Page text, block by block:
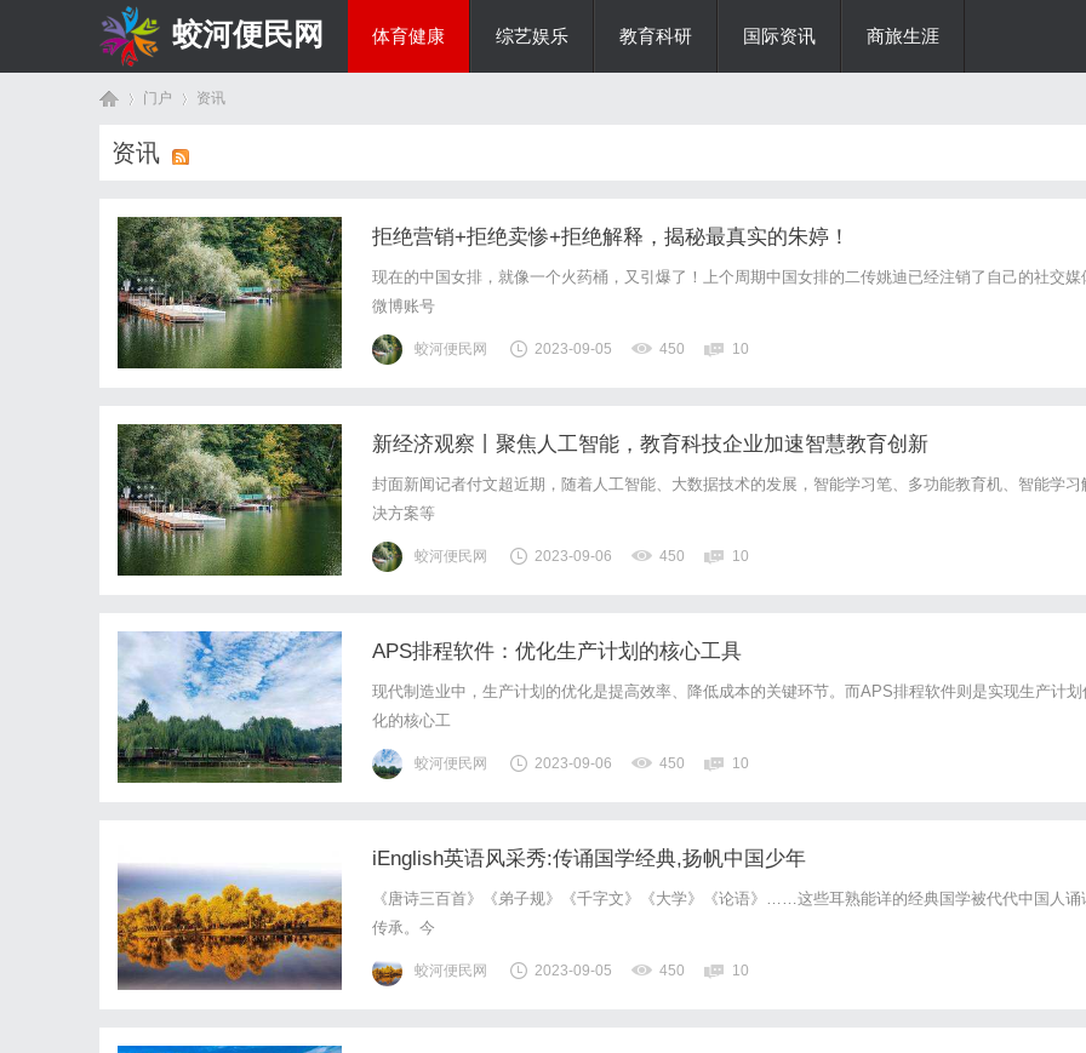
蛟河便民网 体育健康 综艺娱乐 教育科研 国际资讯 商旅生涯
门户 资讯
资讯
拒绝营销+拒绝卖惨+拒绝解释，揭秘最真实的朱婷！
现在的中国女排，就像一个火药桶，又引爆了！上个周期中国女排的二传姚迪已经注销了自己的社交媒
微博账号
蛟河便民网 2023-09-05 450 10
新经济观察丨聚焦人工智能，教育科技企业加速智慧教育创新
封面新闻记者付文超近期，随着人工智能、大数据技术的发展，智能学习笔、多功能教育机、智能学习
决方案等
蛟河便民网 2023-09-06 450 10
APS排程软件：优化生产计划的核心工具
现代制造业中，生产计划的优化是提高效率、降低成本的关键环节。而APS排程软件则是实现生产计划
化的核心工
蛟河便民网 2023-09-06 450 10
iEnglish英语风采秀:传诵国学经典,扬帆中国少年
《唐诗三百首》《弟子规》《千字文》《大学》《论语》……这些耳熟能详的经典国学被代代中国人诵
传承。今
蛟河便民网 2023-09-05 450 10